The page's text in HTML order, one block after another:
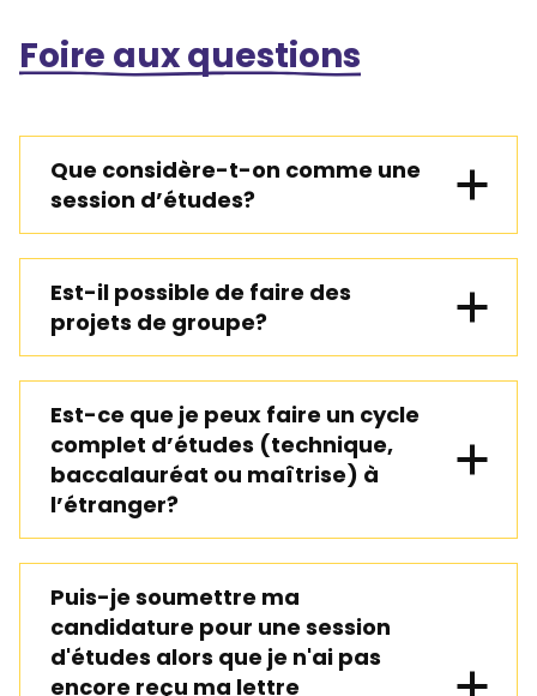
Foire aux questions
Que considère-t-on comme une
session d’études?
Est-il possible de faire des
projets de groupe?
Est-ce que je peux faire un cycle
complet d’études (technique,
baccalauréat ou maîtrise) à
l’étranger?
Puis-je soumettre ma
candidature pour une session
d'études alors que je n'ai pas
encore reçu ma lettre